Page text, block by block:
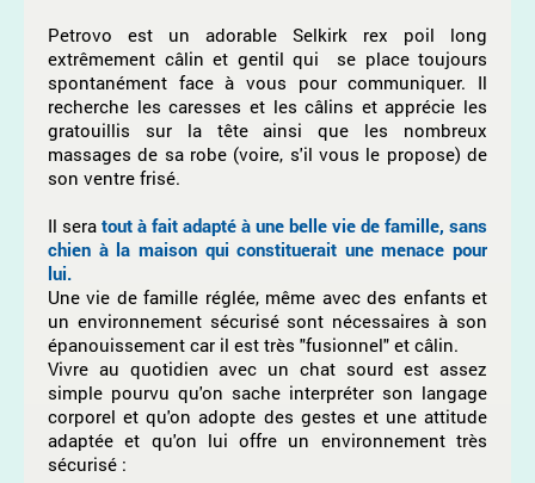
Petrovo est un adorable Selkirk rex poil long
extrêmement câlin et gentil qui se place toujours
spontanément face à vous pour communiquer. Il
recherche les caresses et les câlins et apprécie les
gratouillis sur la tête ainsi que les nombreux
massages de sa robe (voire, s'il vous le propose) de
son ventre frisé.
Il sera tout à fait adapté à une belle vie de famille, sans
chien à la maison qui constituerait une menace pour
lui.
Une vie de famille réglée, même avec des enfants et
un environnement sécurisé sont nécessaires à son
épanouissement car il est très "fusionnel" et câlin.
Vivre au quotidien avec un chat sourd est assez
simple pourvu qu'on sache interpréter son langage
corporel et qu'on adopte des gestes et une attitude
adaptée et qu'on lui offre un environnement très
sécurisé :